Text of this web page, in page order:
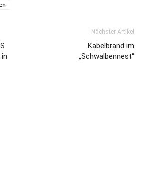
Nächster Artikel
Kabelbrand im
„Schwalbennest“